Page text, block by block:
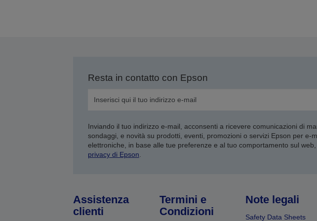
Resta in contatto con Epson
Inviando il tuo indirizzo e-mail, acconsenti a ricevere comunicazioni di
sondaggi, e novità su prodotti, eventi, promozioni o servizi Epson per e-
elettroniche, in base alle tue preferenze e al tuo comportamento sul web,
privacy di Epson.
Assistenza
clienti
Termini e
Condizioni
Note legali
Safety Data Sheets